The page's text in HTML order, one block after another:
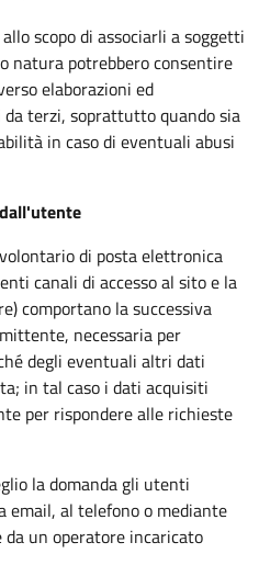
scopo di associarli a soggetti
natura potrebbero consentire
elaborazioni ed
terzi, soprattutto quando sia
in caso di eventuali abusi
di posta elettronica
canali di accesso al sito e la
comportano la successiva
necessaria per
degli eventuali altri dati
in tal caso i dati acquisiti
per rispondere alle richieste
la domanda gli utenti
al telefono o mediante
un operatore incaricato